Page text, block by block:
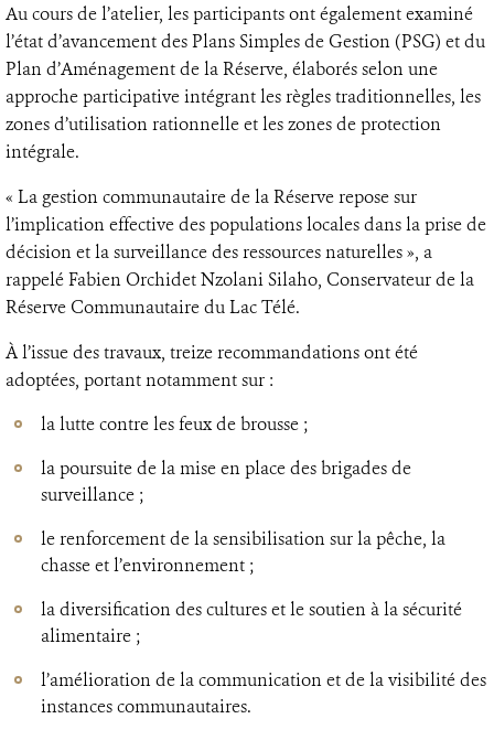
Au cours de l’atelier, les participants ont également examiné
l’état d’avancement des Plans Simples de Gestion (PSG) et du
Plan d’Aménagement de la Réserve, élaborés selon une
approche participative intégrant les règles traditionnelles, les
zones d’utilisation rationnelle et les zones de protection
intégrale.
« La gestion communautaire de la Réserve repose sur
l’implication effective des populations locales dans la prise de
décision et la surveillance des ressources naturelles », a
rappelé Fabien Orchidet Nzolani Silaho, Conservateur de la
Réserve Communautaire du Lac Télé.
À l’issue des travaux, treize recommandations ont été
adoptées, portant notamment sur :
la lutte contre les feux de brousse ;
la poursuite de la mise en place des brigades de
surveillance ;
le renforcement de la sensibilisation sur la pêche, la
chasse et l’environnement ;
la diversification des cultures et le soutien à la sécurité
alimentaire ;
l’amélioration de la communication et de la visibilité des
instances communautaires.